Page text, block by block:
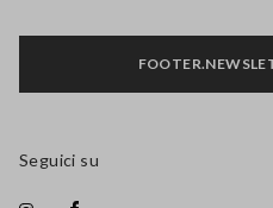
Seguici su